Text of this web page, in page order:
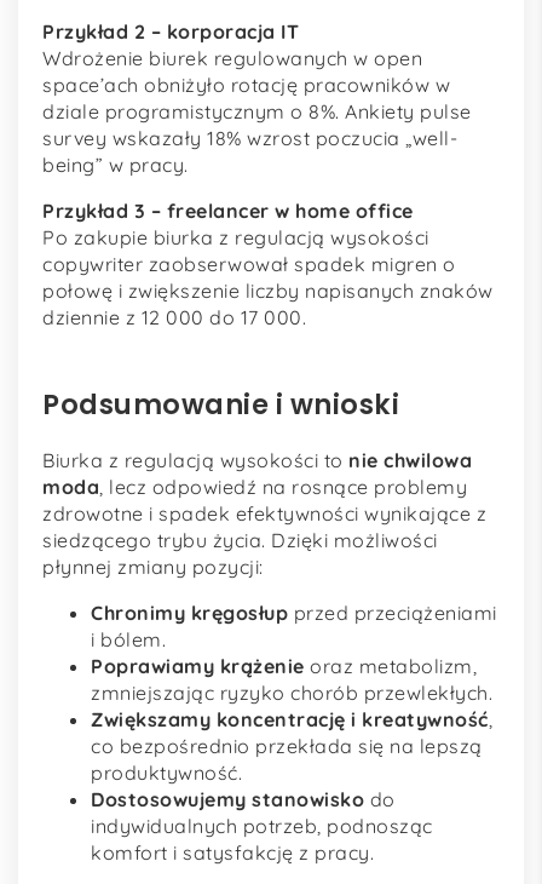
Przykład 2 – korporacja IT
Wdrożenie biurek regulowanych w open
space’ach obniżyło rotację pracowników w
dziale programistycznym o 8%. Ankiety pulse
survey wskazały 18% wzrost poczucia „well-
being” w pracy.
Przykład 3 – freelancer w home office
Po zakupie biurka z regulacją wysokości
copywriter zaobserwował spadek migren o
połowę i zwiększenie liczby napisanych znaków
dziennie z 12 000 do 17 000.
Podsumowanie i wnioski
Biurka z regulacją wysokości to nie chwilowa
moda , lecz odpowiedź na rosnące problemy
zdrowotne i spadek efektywności wynikające z
siedzącego trybu życia. Dzięki możliwości
płynnej zmiany pozycji:
Chronimy kręgosłup przed przeciążeniami
i bólem.
Poprawiamy krążenie oraz metabolizm,
zmniejszając ryzyko chorób przewlekłych.
Zwiększamy koncentrację i kreatywność
co bezpośrednio przekłada się na lepszą
produktywność.
Dostosowujemy stanowisko do
indywidualnych potrzeb, podnosząc
komfort i satysfakcję z pracy.